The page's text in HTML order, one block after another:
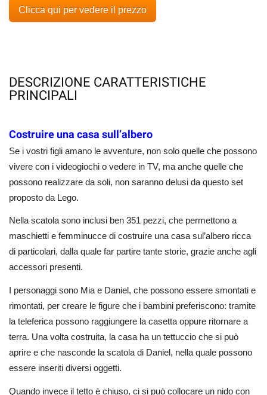
Clicca qui per vedere il prezzo
DESCRIZIONE CARATTERISTICHE
PRINCIPALI
Costruire una casa sull’albero
Se i vostri figli amano le avventure, non solo quelle che possono
vivere con i videogiochi o vedere in TV, ma anche quelle che
possono realizzare da soli, non saranno delusi da questo set
proposto da Lego.
Nella scatola sono inclusi ben 351 pezzi, che permettono a
maschietti e femminucce di costruire una casa sul’albero ricca
di particolari, dalla quale far partire tante storie, grazie anche agli
accessori presenti.
I personaggi sono Mia e Daniel, che possono essere smontati e
rimontati, per creare le figure che i bambini preferiscono: tramite
la teleferica possono raggiungere la casetta oppure ritornare a
terra. Una volta costruita, la casa ha un tettuccio che si può
aprire e che nasconde la scatola di Daniel, nella quale possono
essere inseriti diversi oggetti.
Quando invece il tetto è chiuso, ci si può collocare un nido con